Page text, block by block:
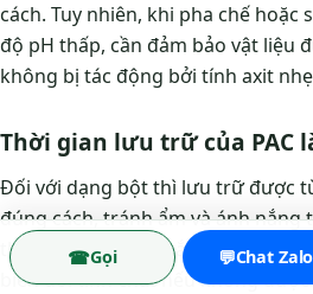
cách. Tuy nhiên, khi pha chế
độ pH thấp, cần đảm bảo vật liệu
không bị tác động bởi tính axit nhẹ
Thời gian lưu trữ của PAC
Đối với dạng bột thì lưu trữ được
đúng cách, tránh ẩm và ánh
thời gian lưu trữ ngắn hơn,
biến đổi tính chất nếu không
☎Gọi 💬Chat Zalo